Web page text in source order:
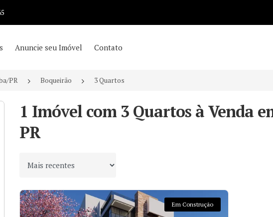
Anuncie seu Imóvel Contato
PR Boqueirão 3 Quartos
1 Imóvel com 3 Quartos à Venda
PR
Ordenar por
Em Construção